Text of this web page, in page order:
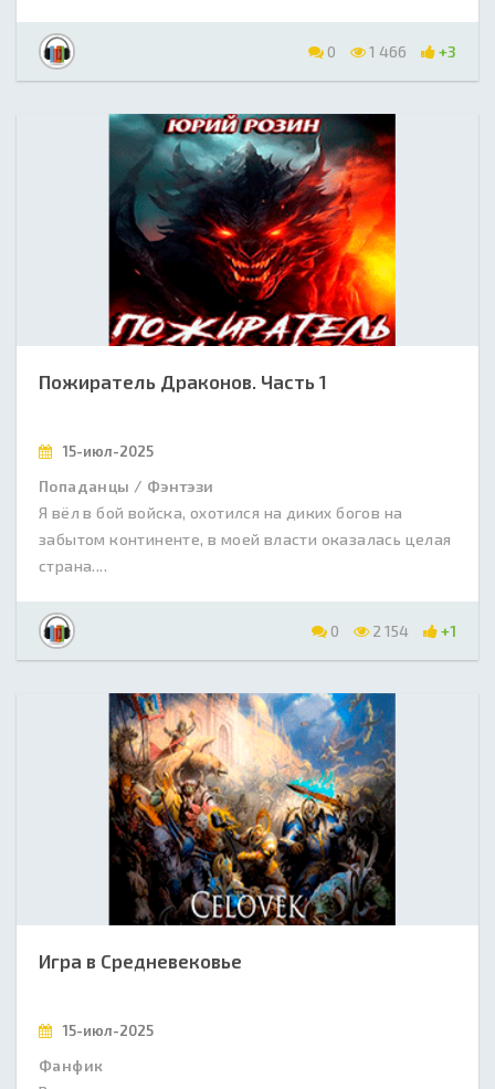
0 1 466 +3
Пожиратель Драконов. Часть 1
15-июл-2025
Попаданцы / Фэнтэзи
Я вёл в бой войска, охотился на диких богов на
забытом континенте, в моей власти оказалась целая
страна....
0 2 154 +1
Игра в Средневековье
15-июл-2025
Фанфик